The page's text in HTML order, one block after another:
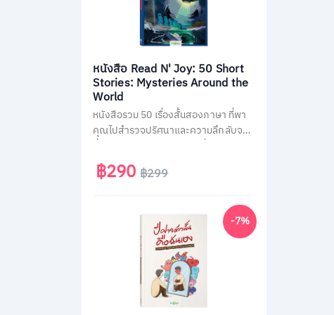
หนังสือ Read N' Joy: 50 Short
Stories: Mysteries Around the
World
หนังสือรวม 50 เรื่องสั้นสองภาษา ที่พา
คุณไปสำรวจปริศนาและความลึกลับจาก
และสามเหลี่ยมเบอร์มิวด้า อ่านง่าย จบใน
หน้าเดียว พร้อม QR Code ฟังเสียง
1,500 คำ ช่วยพัฒนาทักษะอ่าน-ฟัง
ภาษาอังกฤษได้อย่างสนุกสนาน เหมาะ
สำหรับผู้ที่ชอบเรื่องลึกลับและต้องการ
ฝึกภาษาในเวลาเดียวกัน
฿290฿299
-7%